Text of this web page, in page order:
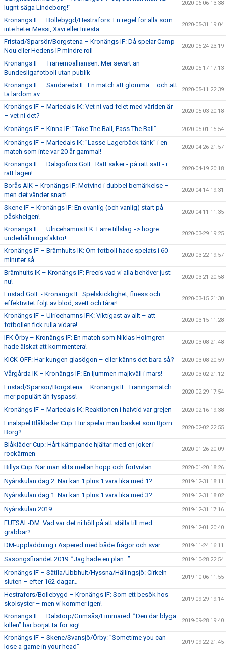
lugnt säga Lindeborg!”
2020-06-06 13:38
Kronängs IF – Bollebygd/Hestrafors: En regel för alla som
inte heter Messi, Xavi eller Iniesta
2020-05-31 19:04
Fristad/Sparsör/Borgstena – Kronängs IF: Då spelar Camp
Nou eller Hedens IP mindre roll
2020-05-24 23:19
Kronängs IF – Tranemoalliansen: Mer sevärt än
Bundesligafotboll utan publik
2020-05-17 17:13
Kronängs IF – Sandareds IF: En match att glömma – och att
ta lärdom av
2020-05-11 22:39
Kronängs IF – Mariedals IK: Vet ni vad felet med världen är
– vet ni det?
2020-05-03 20:18
Kronängs IF – Kinna IF: ”Take The Ball, Pass The Ball” 2020-05-01 15:54
Kronängs IF – Mariedals IK: ”Lasse-Lagerbäck-tänk” i en
match som inte var 20 år gammal!
2020-04-26 21:57
Kronängs IF – Dalsjöfors GoIF: Rätt saker - på rätt sätt - i
rätt lägen!
2020-04-19 20:18
Borås AIK – Kronängs IF: Motvind i dubbel bemärkelse –
men det vänder snart!
2020-04-14 19:31
Skene IF – Kronängs IF: En ovanlig (och vanlig) start på
påskhelgen!
2020-04-11 11:35
Kronängs IF – Ulricehamns IFK: Färre tillslag => högre
underhållningsfaktor!
2020-03-29 19:25
Kronängs IF – Brämhults IK: Om fotboll hade spelats i 60
minuter så….
2020-03-22 19:57
Brämhults IK – Kronängs IF: Precis vad vi alla behöver just
nu!
2020-03-21 20:58
Fristad GoIF - Kronängs IF: Spelskicklighet, finess och
effektivitet följt av blod, svett och tårar!
2020-03-15 21:30
Kronängs IF – Ulricehamns IFK: Viktigast av allt – att
fotbollen fick rulla vidare!
2020-03-15 11:28
IFK Örby – Kronängs IF: En match som Niklas Holmgren
hade älskat att kommentera!
2020-03-08 21:48
KICK-OFF: Har kungen glasögon – eller känns det bara så? 2020-03-08 20:59
Vårgårda IK – Kronängs IF: En ljummen majkväll i mars! 2020-03-02 21:12
Fristad/Sparsör/Borgstena – Kronängs IF: Träningsmatch
mer populärt än fyspass!
2020-02-29 17:54
Kronängs IF – Mariedals IK: Reaktionen i halvtid var grejen 2020-02-16 19:38
Finalspel Blåkläder Cup: Hur spelar man basket som Björn
Borg?
2020-02-02 22:55
Blåkläder Cup: Hårt kämpande hjältar med en joker i
rockärmen
2020-01-26 20:09
Billys Cup: När man slits mellan hopp och förtvivlan 2020-01-20 18:26
Nyårskulan dag 2: När kan 1 plus 1 vara lika med 1? 2019-12-31 18:11
Nyårskulan dag 1: När kan 1 plus 1 vara lika med 3? 2019-12-31 18:02
Nyårskulan 2019 2019-12-31 17:16
FUTSAL-DM: Vad var det ni höll på att ställa till med
grabbar?
2019-12-01 20:40
DM-uppladdning i Äspered med både frågor och svar 2019-11-24 16:11
Säsongsfirandet 2019: ”Jag hade en plan…” 2019-10-28 22:54
Kronängs IF – Sätila/Ubbhult/Hyssna/Hällingsjö: Cirkeln
sluten – efter 162 dagar…
2019-10-06 11:55
Hestrafors/Bollebygd – Kronängs IF: Som ett besök hos
skolsyster – men vi kommer igen!
2019-09-29 19:14
Kronängs IF – Dalstorp/Grimsås/Limmared: ”Den där blyga
killen” har börjat ta för sig!
2019-09-28 19:40
Kronängs IF – Skene/Svansjö/Örby: ”Sometime you can
lose a game in your head”
2019-09-22 21:45